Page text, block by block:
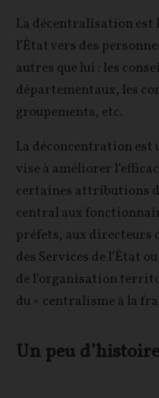
La décentralisation est
l’État vers des
autres que lui : les
départementaux, les
groupements, etc.
La déconcentration est
vise à améliorer
certaines attributions
central aux
préfets, aux directeurs
des Services de l’État
de l’organisation
du « centralisme à la
Un peu d’histoire